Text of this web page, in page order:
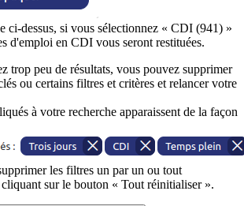
ci-dessus, si vous sélectionnez « CDI (941) »
d'emploi en CDI vous seront restituées.
trop peu de résultats, vous pouvez supprimer
ou certains filtres et critères et relancer votre
à votre recherche apparaissent de la façon
les filtres un par un ou tout
sur le bouton « Tout réinitialiser ».